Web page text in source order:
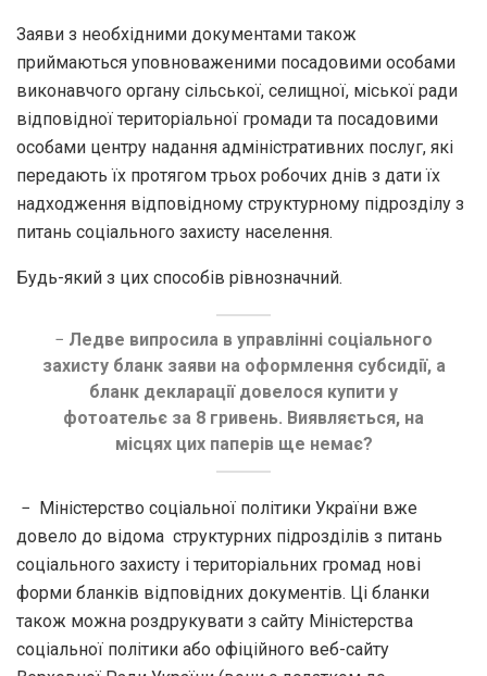
Заяви з необхідними документами також
приймаються уповноваженими посадовими особами
виконавчого органу сільської, селищної, міської ради
відповідної територіальної громади та посадовими
особами центру надання адміністративних послуг, які
передають їх протягом трьох робочих днів з дати їх
надходження відповідному структурному підрозділу з
питань соціального захисту населення.
Будь-який з цих способів рівнозначний.
− Ледве випросила в управлінні соціального
захисту бланк заяви на оформлення субсидії, а
бланк декларації довелося купити у
фотоательє за 8 гривень. Виявляється, на
місцях цих паперів ще немає?
− Міністерство соціальної політики України вже
довело до відома структурних підрозділів з питань
соціального захисту і територіальних громад нові
форми бланків відповідних документів. Ці бланки
також можна роздрукувати з сайту Міністерства
соціальної політики або офіційного веб-сайту